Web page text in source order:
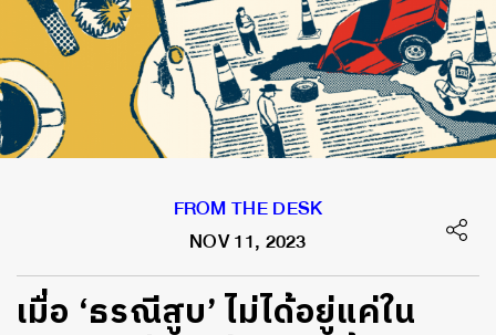
FROM THE DESK
NOV 11, 2023
เมื่อ ‘ธรณีสูบ’ ไม่ได้อยู่แค่ใน